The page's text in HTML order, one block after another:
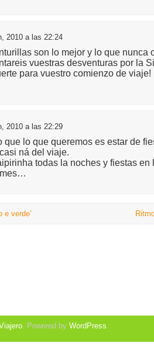
2010 a las 22:24
son lo mejor y lo que nunca
vuestras desventuras por la
para vuestro comienzo de viaje!
2010 a las 22:29
que lo que queremos es estar de
ná del viaje.
todas la noches y fiestas en
e verde’
. Powered by WordPress.